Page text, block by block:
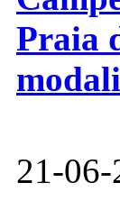
Praia
21-06-